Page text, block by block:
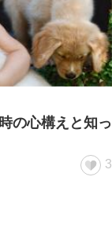
の心構えと知っ
3